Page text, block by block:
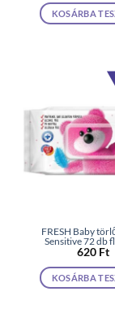
KOSÁRBA
FRESH Baby
Sensitive 72 db
620 Ft
KOSÁRBA